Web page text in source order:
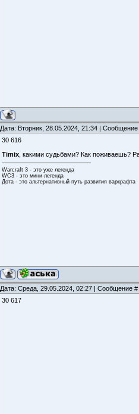
Дата: Вторник, 28.05.2024, 21:34 |
30 616
Timix , какими судьбами? Как поживаешь?
Warcraft 3 - это уже легенда
WC3 - это мини-легенда
Дота - это альтернативный путь развития варкрафта
Дата: Среда, 29.05.2024, 02:27 | Сообщение #
30 617